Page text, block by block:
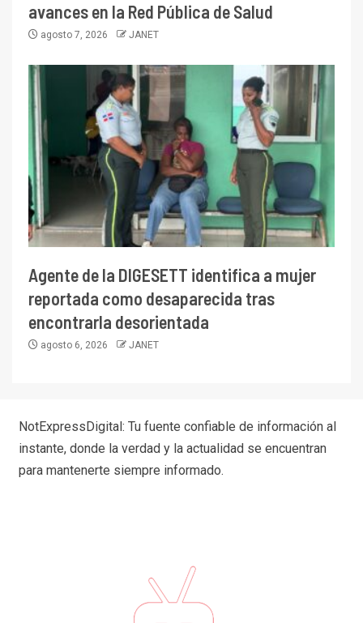
avances en la Red Pública de Salud
agosto 7, 2026 JANET
Agente de la DIGESETT identifica a mujer
reportada como desaparecida tras
encontrarla desorientada
agosto 6, 2026 JANET
NotExpressDigital: Tu fuente confiable de información al
instante, donde la verdad y la actualidad se encuentran
para mantenerte siempre informado.